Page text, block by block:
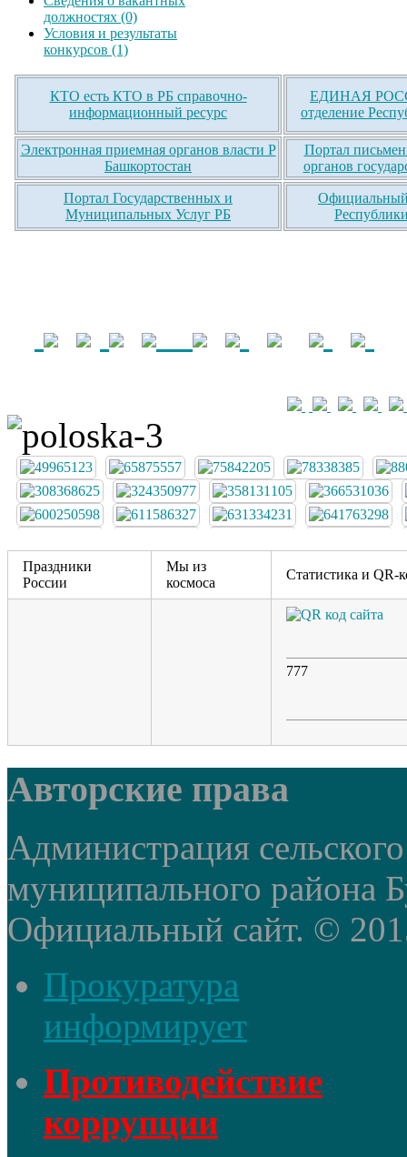
должностях (0)
Условия и результаты
конкурсов (1)
КТО есть КТО в РБ справочно-
информационный ресурс
ЕДИНАЯ
отделение
Электронная приемная органов власти Р
Башкортостан
Портал
органов
Портал Государственных и
Муниципальных Услуг РБ
Официальный
Праздники
России
Мы из
космоса
Статистика и QR-
777
Авторские права
Администрация
муниципального района
Официальный сайт. ©
Прокуратура
информирует
Противодействие
коррупции